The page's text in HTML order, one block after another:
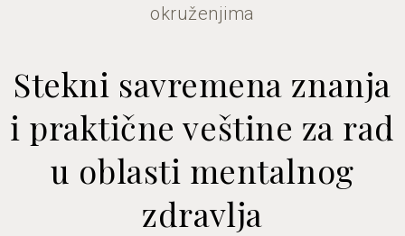
okruženjima
Stekni savremena znanja
i praktične veštine za rad
u oblasti mentalnog
zdravlja